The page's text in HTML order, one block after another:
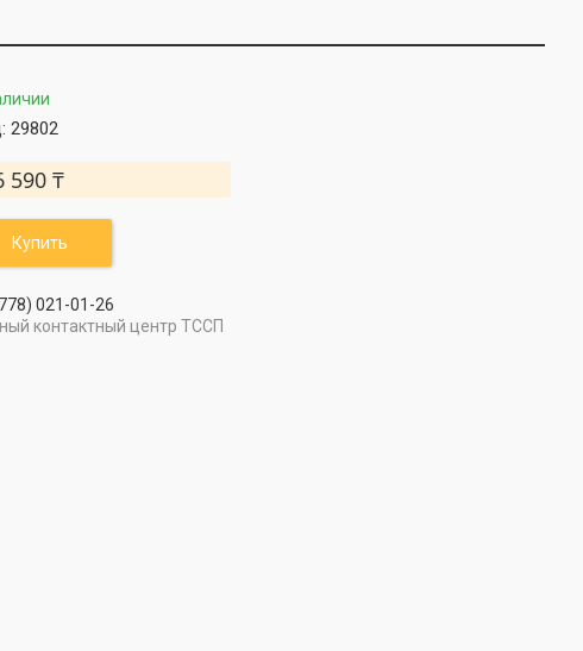
29802
590 ₸
Купить
021-01-26
контактный центр ТССП